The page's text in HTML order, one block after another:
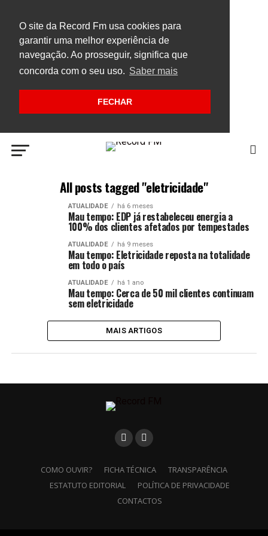
O site da Record Fm usa cookies para
garantir uma melhor experiência de
navegação. Ao prosseguir, significa que
concorda com o seu uso. Saber mais
FECHAR
All posts tagged "eletricidade"
ATUALIDADE há 6 meses
Mau tempo: EDP já restabeleceu energia a
100% dos clientes afetados por tempestades
ATUALIDADE há 9 meses
Mau tempo: Eletricidade reposta na totalidade
em todo o país
ATUALIDADE há 1 ano
Mau tempo: Cerca de 50 mil clientes continuam
sem eletricidade
MAIS ARTIGOS
COMO OUVIR? FICHA TÉCNICA
TRANSPARÊNCIA
ESTATUTO EDITORIAL
POLÍTICA DE PRIVACIDADE
CONTACTOS